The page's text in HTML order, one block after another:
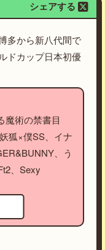
シェアする
多から新八代間で
ドカップ日本初優
魔術の禁書目
狐×僕SS、イナ
、う
、Sexy